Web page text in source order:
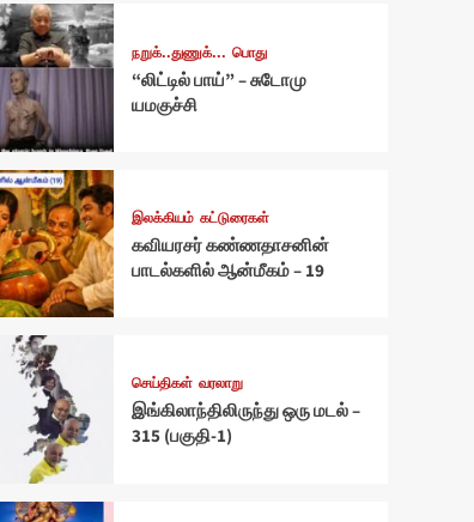
நறுக்..துணுக்... பொது
“லிட்டில் பாய்” – சுடோமு
யமகுச்சி
இலக்கியம் கட்டுரைகள்
கவியரசர் கண்ணதாசனின்
பாடல்களில் ஆன்மீகம் – 19
செய்திகள் வரலாறு
இங்கிலாந்திலிருந்து ஒரு மடல் –
315 (பகுதி-1)